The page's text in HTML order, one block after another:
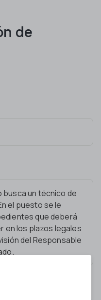
de
busca un técnico de
el puesto se le
que deberá
en los plazos legales
del Responsable